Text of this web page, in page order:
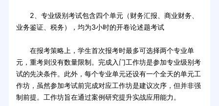
2、专业级别考试包含四个单元（财务汇报、商业财务、
业务鉴证、税务），均为3小时的开卷论述题考试
在报考策略上，学生首次报考时最多可选择两个专业单
元，重考则没有数量限制。完成入门工作坊是参加专业级别考
试的先决条件。此外，每个专业单元还设有一个全天的单元工
作坊，虽然参加考试前完成对应工作坊是建议次序，但并非强
制前提。工作坊旨在通过案例研究提升实战应用能力。